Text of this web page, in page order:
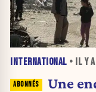
INTERNATIONAL • IL Y A
Une